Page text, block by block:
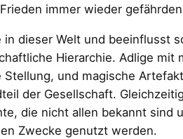
immer wieder
dieser Welt und beeinflusst
Hierarchie. Adlige mit
und magische
der Gesellschaft.
die nicht allen bekannt sind
Zwecke genutzt werden.